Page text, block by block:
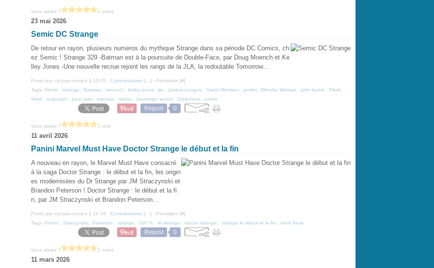
Vous aimez ? 2 votes
23 mai 2026
Semic DC Strange
De retour en rayon, plusieurs numéros du mythique Strange dans sa période DC Comics, ch
ez Semic ! Strange 329 -Batman est à la poursuite de Double-Face, par Doug Moench et Ke
lley Jones -Une nouvelle recrue rejoint les rangs de la JLA, la redoutable Tomorrow...
Posté par cyclops-comics à 16:05 - Commentaires [ ] - Permalien [#]
Tags: Semic strange Batman moench kelley jones jla Justice League Grant Morrison porter, Wonder Woman john byrne Flash
Waid
augustyn paul ryan impulse ramos sovereign seven Claremont turner
Repost 0
Vous aimez ? 1 vote
11 avril 2026
Panini Marvel Must Have Doctor Strange le début et la fin
A nouveau en rayon, le Marvel Must Have consacré
à la saga Doctor Strange : le début et la fin, les origin
es modernisées du Dr Strange par JM Straczynski et
Brandon Peterson ! Doctor Strange : le début et la fi
n, par JM Straczynski et Brandon Peterson...
Posté par cyclops-comics à 16:16 - Commentaires [ ] - Permalien [#]
Tags: Panini Straczynski Peterson strange 100 % dr strange doctor strange strange le début et la fin must have
Repost 0
Vous aimez ? 2 votes
11 mars 2026